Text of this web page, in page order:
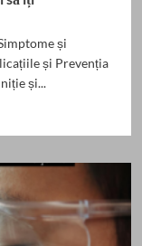
și
și Prevenția
și...